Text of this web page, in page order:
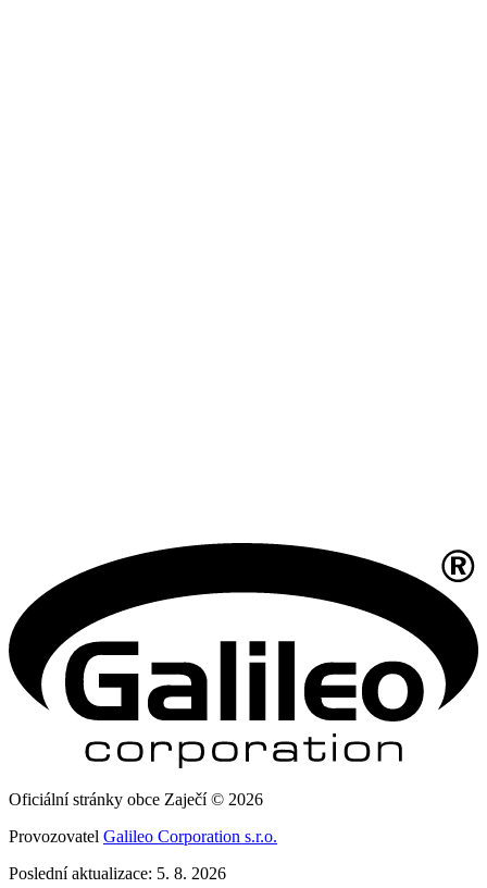
Oficiální stránky obce Zaječí © 2026
Provozovatel Galileo Corporation s.r.o.
Poslední aktualizace: 5. 8. 2026